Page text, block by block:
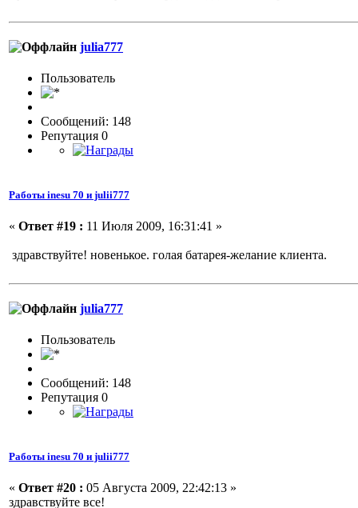
julia777
Пользовaтeль
Сообщений: 148
Репутация 0
Работы inesu 70 и julii777
« Ответ #19 : 11 Июля 2009, 16:31:41 »
здравствуйте! новенькое. голая батарея-желание клиента.
julia777
Пользовaтeль
Сообщений: 148
Репутация 0
Работы inesu 70 и julii777
« Ответ #20 : 05 Августа 2009, 22:42:13 »
здравствуйте все!